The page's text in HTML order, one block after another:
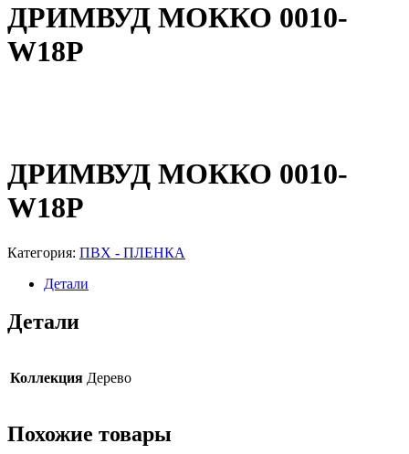
ДРИМВУД МОККО 0010-
W18P
ДРИМВУД МОККО 0010-
W18P
Категория: ПВХ - ПЛЕНКА
Детали
Детали
Коллекция Дерево
Похожие товары